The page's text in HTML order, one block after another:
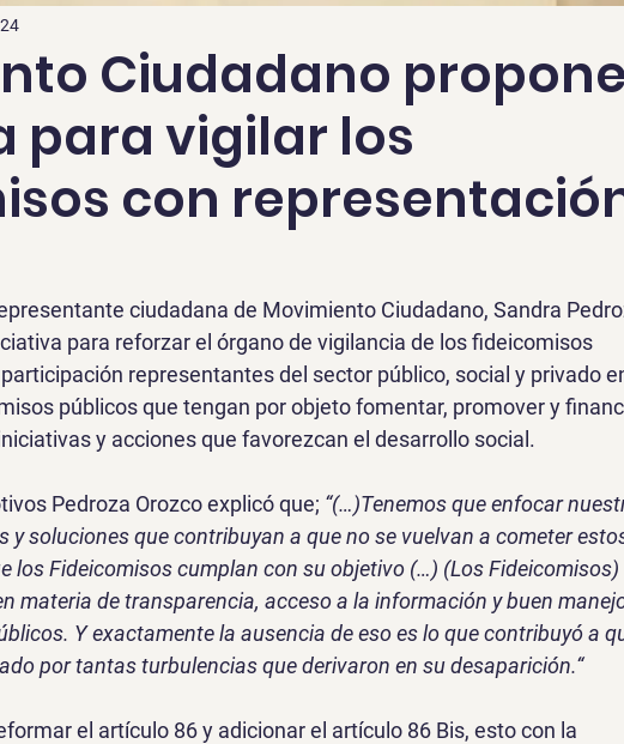
Ciudadano propone
para vigilar los
con
ciudadana de Movimiento Ciudadano, Sandra
para reforzar el órgano de vigilancia de los fideicomisos
representantes del sector público, social y privado
públicos que tengan por objeto fomentar, promover y
y acciones que favorezcan el desarrollo social.
Pedroza Orozco explicó que; “(…)Tenemos que enfocar
y soluciones que contribuyan a que no se vuelvan a cometer
los Fideicomisos cumplan con su objetivo (…) (Los Fideicomisos)
materia de transparencia, acceso a la información y buen
Y exactamente la ausencia de eso es lo que contribuyó a
por tantas turbulencias que derivaron en su desaparición.“
el artículo 86 y adicionar el artículo 86 Bis, esto con la